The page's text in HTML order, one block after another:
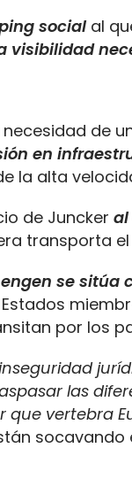
social al
visibilidad
de
en
la alta
de Juncker al
transporta el
se
por los
las
vertebra
socavando